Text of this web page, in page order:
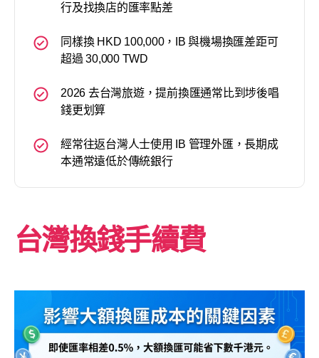
行及找換店的匯率點差
同樣換 HKD 100,000，IB 與機場換匯差距可
超過 30,000 TWD
2026 去台灣旅遊，提前換匯通常比到埗後唱
錢更划算
經常往返台灣人士使用 IB 管理外匯，長期成
本通常遠低於傳統銀行
台灣換錢手續費